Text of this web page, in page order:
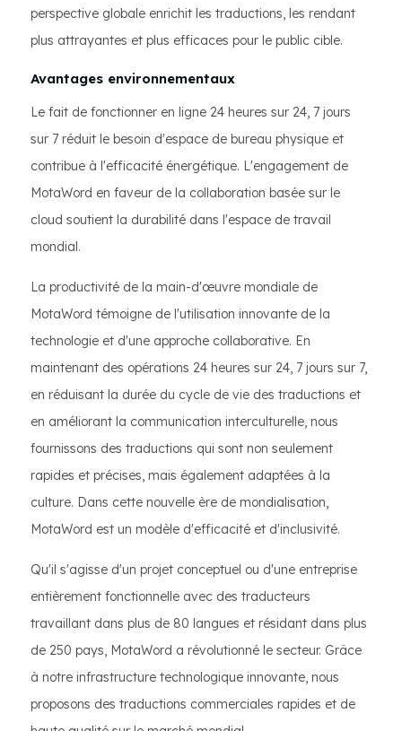
perspective globale enrichit les traductions, les rendant
plus attrayantes et plus efficaces pour le public cible.
Avantages environnementaux
Le fait de fonctionner en ligne 24 heures sur 24, 7 jours
sur 7 réduit le besoin d'espace de bureau physique et
contribue à l'efficacité énergétique. L'engagement de
MotaWord en faveur de la collaboration basée sur le
cloud soutient la durabilité dans l'espace de travail
mondial.
La productivité de la main-d'œuvre mondiale de
MotaWord témoigne de l'utilisation innovante de la
technologie et d'une approche collaborative. En
maintenant des opérations 24 heures sur 24, 7 jours sur 7,
en réduisant la durée du cycle de vie des traductions et
en améliorant la communication interculturelle, nous
fournissons des traductions qui sont non seulement
rapides et précises, mais également adaptées à la
culture. Dans cette nouvelle ère de mondialisation,
MotaWord est un modèle d'efficacité et d'inclusivité.
Qu'il s'agisse d'un projet conceptuel ou d'une entreprise
entièrement fonctionnelle avec des traducteurs
travaillant dans plus de 80 langues et résidant dans plus
de 250 pays, MotaWord a révolutionné le secteur. Grâce
à notre infrastructure technologique innovante, nous
proposons des traductions commerciales rapides et de